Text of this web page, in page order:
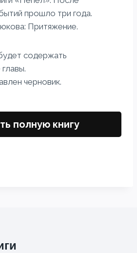
прошло три года.
Притяжение.
содержать
черновик.
полную книгу